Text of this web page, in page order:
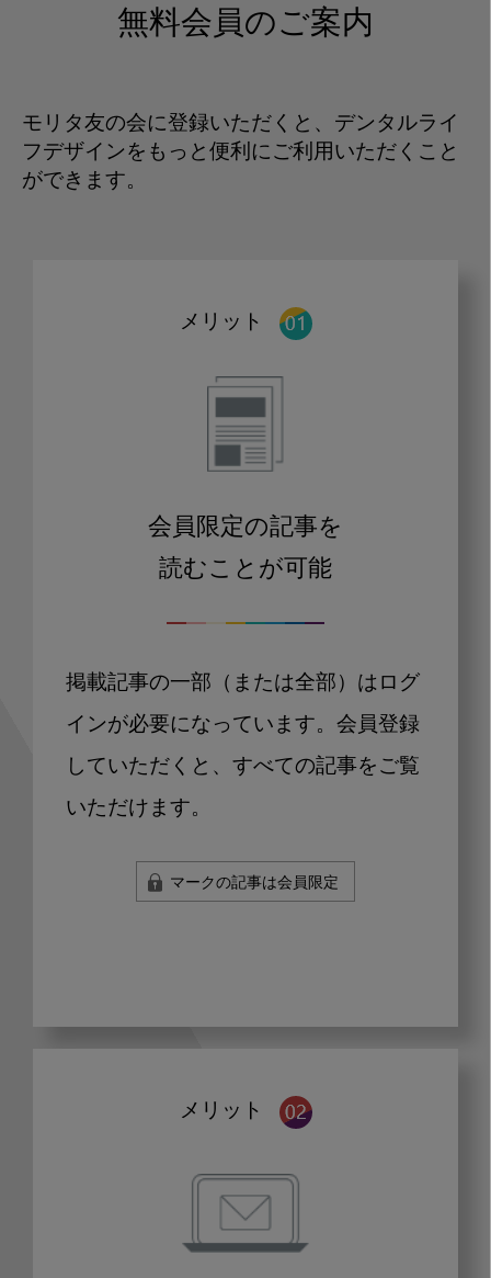
無料会員のご案内
モリタ友の会に登録いただくと、デンタルライ
フデザインをもっと便利にご利用いただくこと
ができます。
メリット
会員限定の記事を
読むことが可能
掲載記事の一部（または全部）はログ
インが必要になっています。会員登録
していただくと、すべての記事をご覧
いただけます。
マークの記事は会員限定
メリット